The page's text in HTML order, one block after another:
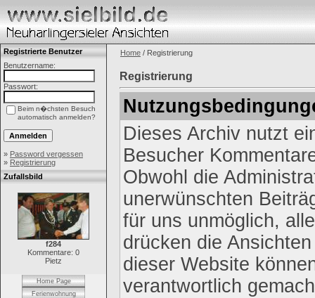
Registrierte Benutzer
Benutzername:
Passwort:
Beim n�chsten Besuch
automatisch anmelden?
» Password vergessen
» Registrierung
Zufallsbild
f284
Kommentare: 0
Pietz
Home Page
Ferienwohnung
Home / Registrierung
Registrierung
Dieses Archiv nutzt
Besucher
Obwohl die
unerwünschten
für uns unmöglich,
drücken die
dieser Website
verantwortlich